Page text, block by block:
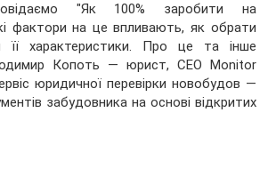
"Як 100% заробити на
фактори на це впливають, як обрати
її характеристики. Про це та інше
Копоть — юрист, CEO Monitor
юридичної перевірки новобудов —
забудовника на основі відкритих